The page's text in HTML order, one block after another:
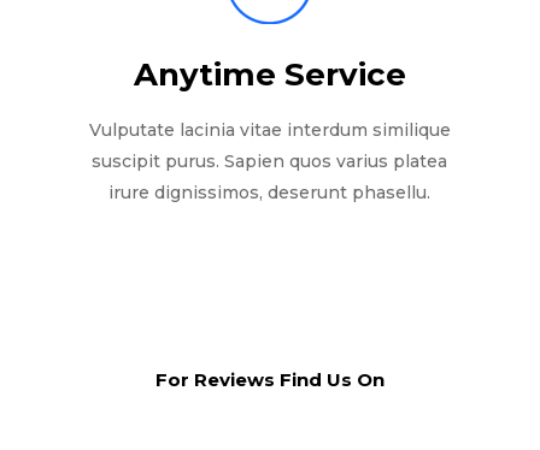
Anytime Service
Vulputate lacinia vitae interdum similique
suscipit purus. Sapien quos varius platea
irure dignissimos, deserunt phasellu.
For Reviews Find Us On